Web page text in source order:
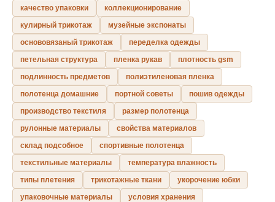
качество упаковки
коллекционирование
кулирный трикотаж
музейные экспонаты
основовязаный трикотаж
переделка одежды
петельная структура
пленка рукав
плотность gsm
подлинность предметов
полиэтиленовая пленка
полотенца домашние
портной советы
пошив одежды
производство текстиля
размер полотенца
рулонные материалы
свойства материалов
склад подсобное
спортивные полотенца
текстильные материалы
температура влажность
типы плетения
трикотажные ткани
укорочение юбки
упаковочные материалы
условия хранения